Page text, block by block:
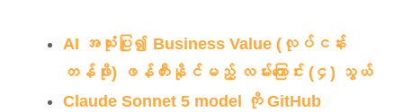
AI အသုံးပြု၍ Business Value (လုပ်ငန်း
တန်ဖိုး) ဖန်တီးနိုင်မည့် လမ်းကြောင်း (၄) သွယ်
Claude Sonnet 5 model ကို GitHub